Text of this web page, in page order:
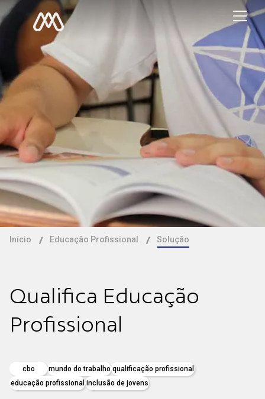
Início Educação Profissional Solução
Qualifica Educação
Profissional
cbo mundo do trabalho qualificação profissional
educação profissional inclusão de jovens